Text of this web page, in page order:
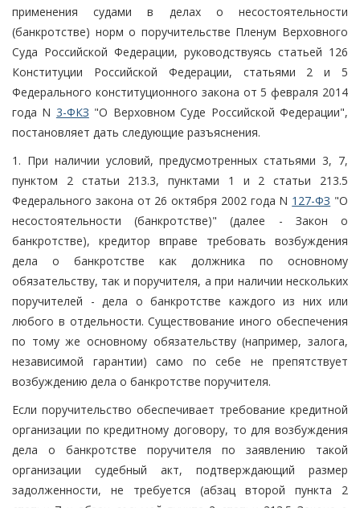
применения судами в делах о несостоятельности
(банкротстве) норм о поручительстве Пленум Верховного
Суда Российской Федерации, руководствуясь статьей 126
Конституции Российской Федерации, статьями 2 и 5
Федерального конституционного закона от 5 февраля 2014
года N 3-ФКЗ "О Верховном Суде Российской Федерации",
постановляет дать следующие разъяснения.
1. При наличии условий, предусмотренных статьями 3, 7,
пунктом 2 статьи 213.3, пунктами 1 и 2 статьи 213.5
Федерального закона от 26 октября 2002 года N 127-ФЗ "О
несостоятельности (банкротстве)" (далее - Закон о
банкротстве), кредитор вправе требовать возбуждения
дела о банкротстве как должника по основному
обязательству, так и поручителя, а при наличии нескольких
поручителей - дела о банкротстве каждого из них или
любого в отдельности. Существование иного обеспечения
по тому же основному обязательству (например, залога,
независимой гарантии) само по себе не препятствует
возбуждению дела о банкротстве поручителя.
Если поручительство обеспечивает требование кредитной
организации по кредитному договору, то для возбуждения
дела о банкротстве поручителя по заявлению такой
организации судебный акт, подтверждающий размер
задолженности, не требуется (абзац второй пункта 2